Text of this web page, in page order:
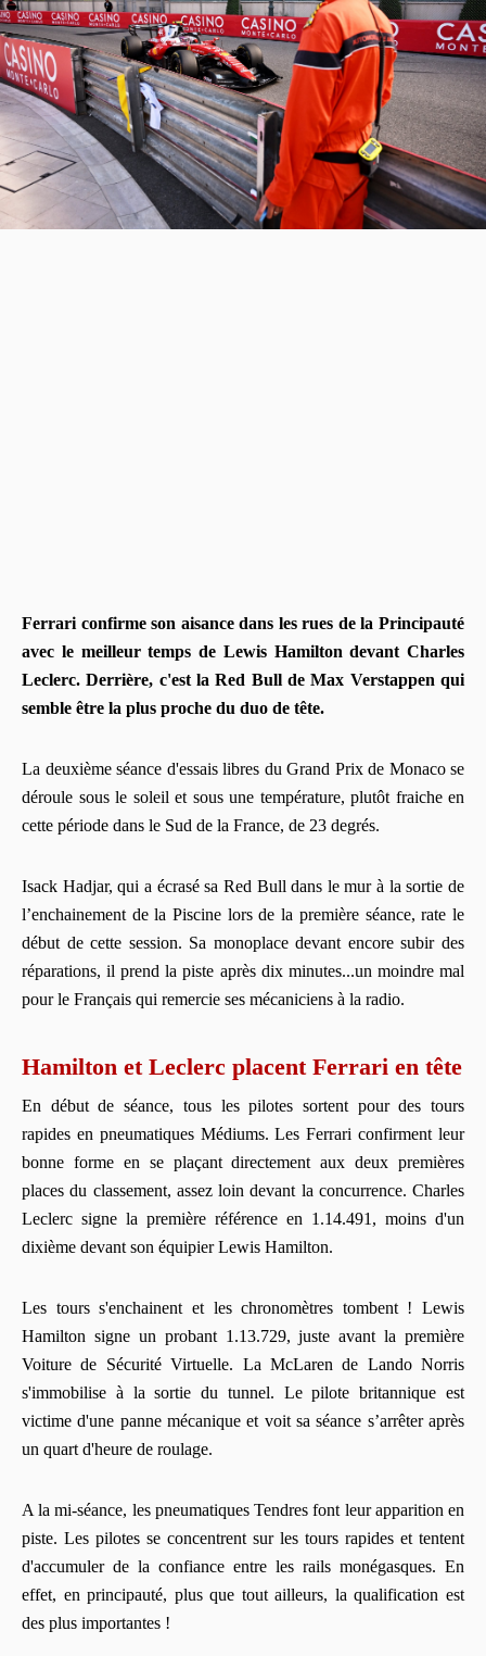
Ferrari confirme son aisance dans les rues de la Principauté
avec le meilleur temps de Lewis Hamilton devant Charles
Leclerc. Derrière, c'est la Red Bull de Max Verstappen qui
semble être la plus proche du duo de tête.
La deuxième séance d'essais libres du Grand Prix de Monaco se
déroule sous le soleil et sous une température, plutôt fraiche en
cette période dans le Sud de la France, de 23 degrés.
Isack Hadjar, qui a écrasé sa Red Bull dans le mur à la sortie de
l’enchainement de la Piscine lors de la première séance, rate le
début de cette session. Sa monoplace devant encore subir des
réparations, il prend la piste après dix minutes...un moindre mal
pour le Français qui remercie ses mécaniciens à la radio.
Hamilton et Leclerc placent Ferrari en tête
En début de séance, tous les pilotes sortent pour des tours
rapides en pneumatiques Médiums. Les Ferrari confirment leur
bonne forme en se plaçant directement aux deux premières
places du classement, assez loin devant la concurrence. Charles
Leclerc signe la première référence en 1.14.491, moins d'un
dixième devant son équipier Lewis Hamilton.
Les tours s'enchainent et les chronomètres tombent ! Lewis
Hamilton signe un probant 1.13.729, juste avant la première
Voiture de Sécurité Virtuelle. La McLaren de Lando Norris
s'immobilise à la sortie du tunnel. Le pilote britannique est
victime d'une panne mécanique et voit sa séance s’arrêter après
un quart d'heure de roulage.
A la mi-séance, les pneumatiques Tendres font leur apparition en
piste. Les pilotes se concentrent sur les tours rapides et tentent
d'accumuler de la confiance entre les rails monégasques. En
effet, en principauté, plus que tout ailleurs, la qualification est
des plus importantes !